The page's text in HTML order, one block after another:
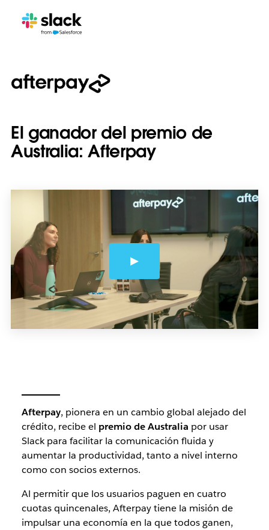
El ganador del premio de
Australia: Afterpay
Afterpay, pionera en un cambio global alejado del
crédito, recibe el premio de Australia por usar
Slack para facilitar la comunicación fluida y
aumentar la productividad, tanto a nivel interno
como con socios externos.
Al permitir que los usuarios paguen en cuatro
cuotas quincenales, Afterpay tiene la misión de
impulsar una economía en la que todos ganen,